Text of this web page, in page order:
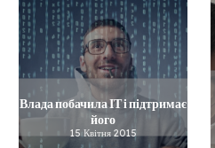
Влада побачила ІТ і підтримає
його
15 Квітня 2015